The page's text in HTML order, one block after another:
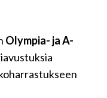
Olympia- ja A-